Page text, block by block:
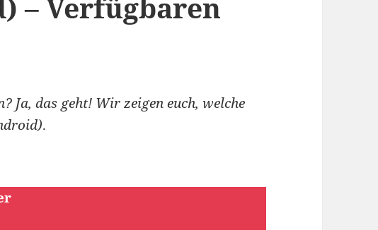
Ja, das geht! Wir zeigen euch, welche
.